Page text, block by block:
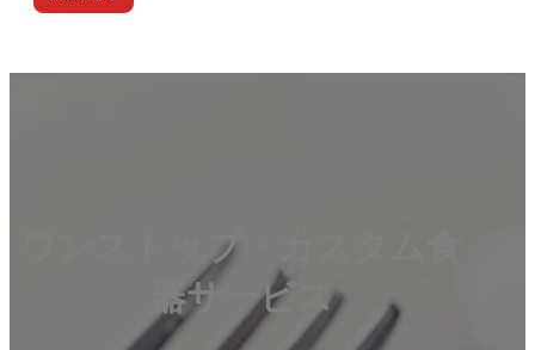
ワンストップ・カスタム食
器サービス